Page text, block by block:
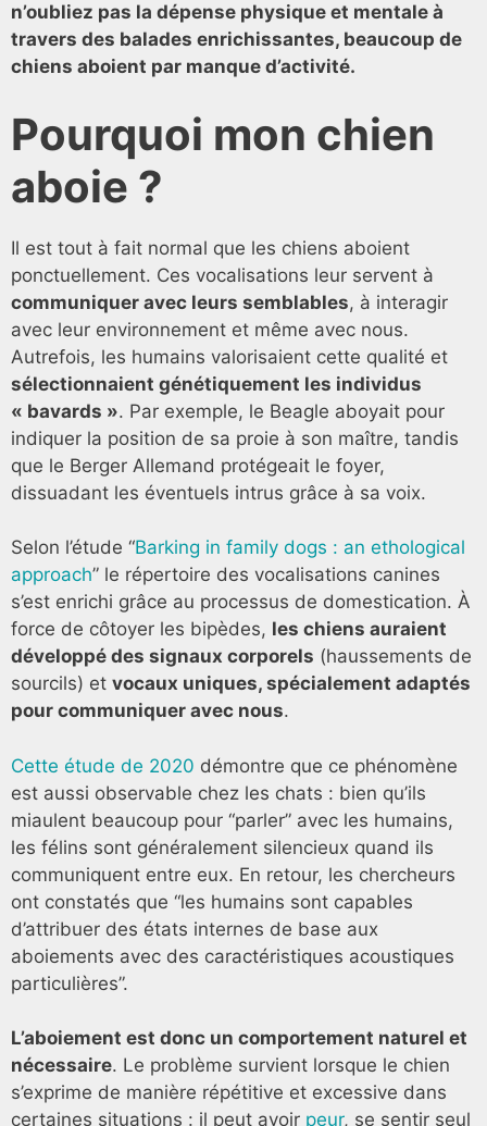
n’oubliez pas la dépense physique et mentale à
travers des balades enrichissantes, beaucoup de
chiens aboient par manque d’activité.
Pourquoi mon chien
aboie ?
Il est tout à fait normal que les chiens aboient
ponctuellement. Ces vocalisations leur servent à
communiquer avec leurs semblables, à interagir
avec leur environnement et même avec nous.
Autrefois, les humains valorisaient cette qualité et
sélectionnaient génétiquement les individus
« bavards ». Par exemple, le Beagle aboyait pour
indiquer la position de sa proie à son maître, tandis
que le Berger Allemand protégeait le foyer,
dissuadant les éventuels intrus grâce à sa voix.
Selon l’étude “Barking in family dogs : an ethological
approach” le répertoire des vocalisations canines
s’est enrichi grâce au processus de domestication. À
force de côtoyer les bipèdes, les chiens auraient
développé des signaux corporels (haussements de
sourcils) et vocaux uniques, spécialement adaptés
pour communiquer avec nous.
Cette étude de 2020 démontre que ce phénomène
est aussi observable chez les chats : bien qu’ils
miaulent beaucoup pour “parler” avec les humains,
les félins sont généralement silencieux quand ils
communiquent entre eux. En retour, les chercheurs
ont constatés que “les humains sont capables
d’attribuer des états internes de base aux
aboiements avec des caractéristiques acoustiques
particulières”.
L’aboiement est donc un comportement naturel et
nécessaire. Le problème survient lorsque le chien
s’exprime de manière répétitive et excessive dans
certaines situations : il peut avoir peur, se sentir seul